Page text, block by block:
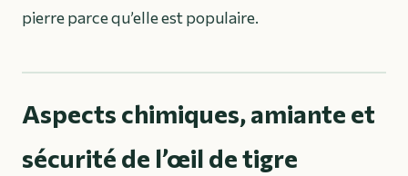
pierre parce qu’elle est populaire.
Aspects chimiques, amiante et
sécurité de l’œil de tigre